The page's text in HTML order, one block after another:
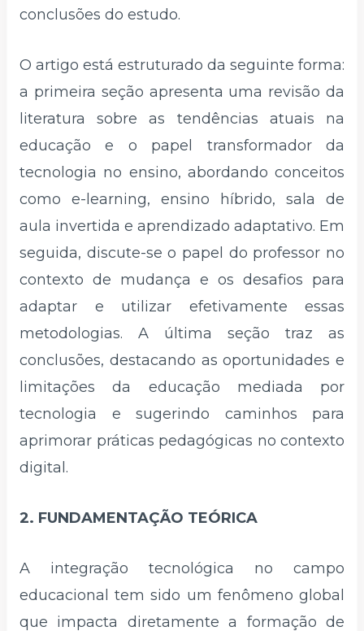
conclusões do estudo.
O artigo está estruturado da seguinte forma:
a primeira seção apresenta uma revisão da
literatura sobre as tendências atuais na
educação e o papel transformador da
tecnologia no ensino, abordando conceitos
como e-learning, ensino híbrido, sala de
aula invertida e aprendizado adaptativo. Em
seguida, discute-se o papel do professor no
contexto de mudança e os desafios para
adaptar e utilizar efetivamente essas
metodologias. A última seção traz as
conclusões, destacando as oportunidades e
limitações da educação mediada por
tecnologia e sugerindo caminhos para
aprimorar práticas pedagógicas no contexto
digital.
2. FUNDAMENTAÇÃO TEÓRICA
A integração tecnológica no campo
educacional tem sido um fenômeno global
que impacta diretamente a formação de